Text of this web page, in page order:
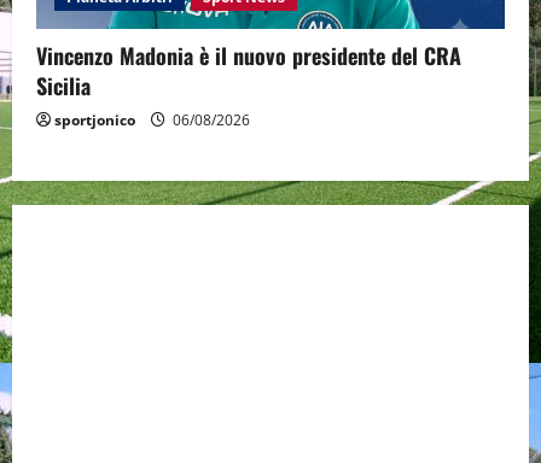
Vincenzo Madonia è il nuovo presidente del CRA
Sicilia
sportjonico 06/08/2026